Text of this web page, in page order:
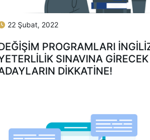
22 Şubat, 2022
PROGRAMLARI
SINAVINA GIRECEK
DIKKATINE!